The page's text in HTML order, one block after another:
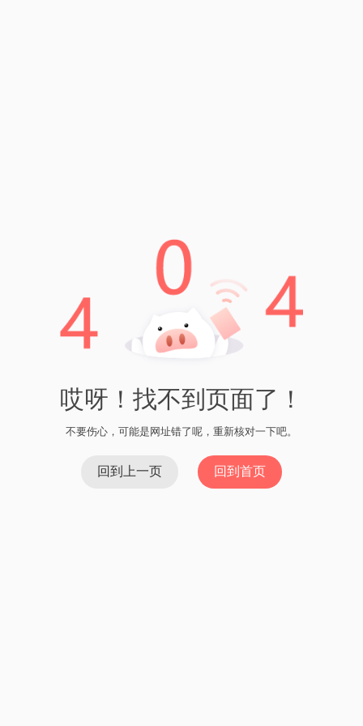
哎呀！找不到页面了！
不要伤心，可能是网址错了呢，重新核对一下吧。
回到上一页 回到首页